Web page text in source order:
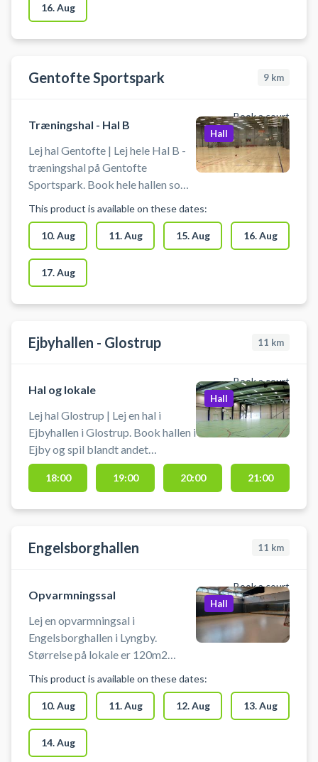
talent træning eller kammeratlig
hygge. Du booker
Kildeskovhallens gymnastiksal,
ribber, bomme, ringe, tov, trapez
og en stor madras.
16. Aug
Gentofte Sportspark 9 km
Book a court
Træningshal - Hal B
Lej hal Gentofte | Lej hele Hal B -
træningshal på Gentofte
Sportspark. Book hele hallen som
bander), håndboldbane,
basketball eller volleyball på 3
baner eller til badminton på 6
badmintonbaner.
Hall
This product is available on these dates:
10. Aug 11. Aug 15. Aug 16. Aug
17. Aug
Ejbyhallen - Glostrup 11 km
Book a court
Hal og lokale
Lej hal Glostrup | Lej en hal i
Ejbyhallen i Glostrup. Book hallen i
Ejby og spil blandt andet
indendørs fodbold i Glostrup.
Booking af hallen kan foruden
rådighed. Der er gode muligheder
Hall
18:00 19:00 20:00 21:00
Engelsborghallen 11 km
Book a court
Opvarmningssal
Lej en opvarmningsal i
Engelsborghallen i Lyngby.
Størrelse på lokale er 120m2
spejle. Velegnet til aktiviter: Dans,
Yoga, Gymnastik, Idræt & Motion,
Max antal personer: 100
Hall
This product is available on these dates:
10. Aug 11. Aug 12. Aug 13. Aug
14. Aug